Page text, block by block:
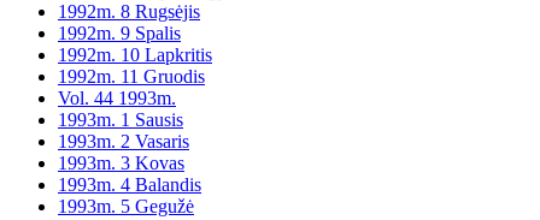
1992m. 8 Rugsėjis
1992m. 9 Spalis
1992m. 10 Lapkritis
1992m. 11 Gruodis
Vol. 44 1993m.
1993m. 1 Sausis
1993m. 2 Vasaris
1993m. 3 Kovas
1993m. 4 Balandis
1993m. 5 Gegužė